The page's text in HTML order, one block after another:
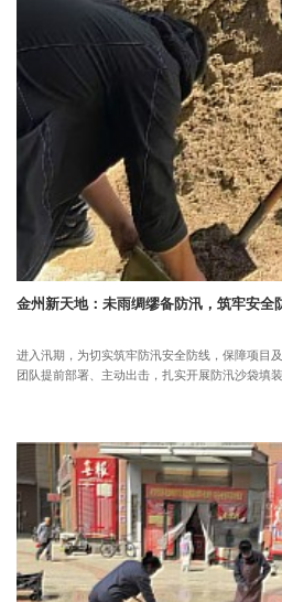
金州新天地：未雨绸缪备防汛，筑牢安全
进入汛期，为切实筑牢防汛安全防线，保障项目
团队提前部署、主动出击，扎实开展防汛沙袋填